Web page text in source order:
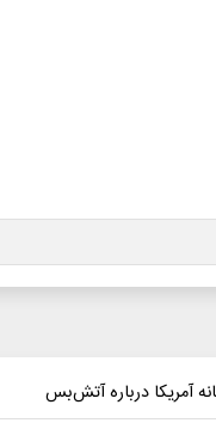
آمریکا درباره آتش‌بس